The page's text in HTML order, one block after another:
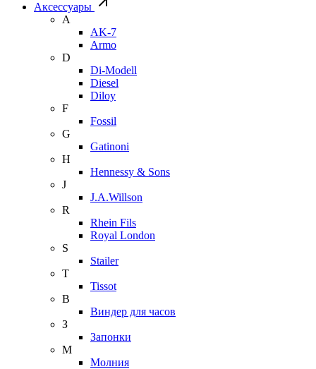
Аксессуары
A
AK-7
Armo
D
Di-Modell
Diesel
Diloy
F
Fossil
G
Gatinoni
H
Hennessy & Sons
J
J.A.Willson
R
Rhein Fils
Royal London
S
Stailer
T
Tissot
В
Виндер для часов
З
Запонки
М
Молния